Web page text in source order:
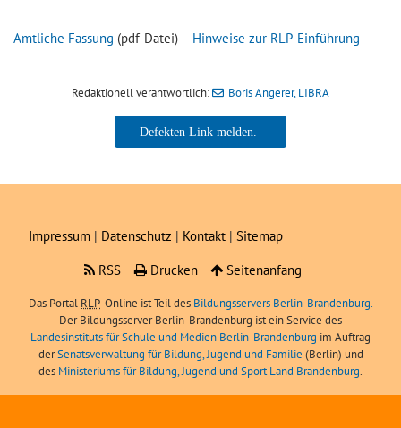
Amtliche Fassung (pdf-Datei) Hinweise zur RLP-Einführung
Redaktionell verantwortlich: Boris Angerer, LIBRA
Boris Angerer, LIBRA
Impressum | Datenschutz | Kontakt | Sitemap
RSS
Drucken Seitenanfang
Das Portal RLP-Online ist Teil des Bildungsservers Berlin-Brandenburg.
Der Bildungsserver Berlin-Brandenburg ist ein Service des
Landesinstituts für Schule und Medien Berlin-Brandenburg im Auftrag
derSenatsverwaltung für Bildung, Jugend und Familie (Berlin) und
des Ministeriums für Bildung, Jugend und Sport Land Brandenburg.